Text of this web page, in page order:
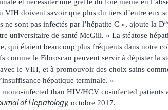
VIH doivent savoir que plus du tiers d’entre eux
ne sont pas infectés par l’hépatite C », ajoute la D
universitaire de santé McGill. « La stéatose
qui étaient beaucoup plus fréquents dans notre
le Fibroscan peuvent servir à dépister la
le VIH, et à promouvoir des choix sains
hépatique terminale. »
infected than HIV/HCV co-infected patients
of Hepatology, octobre 2017.